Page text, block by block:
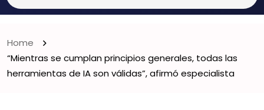
Home
“Mientras se cumplan principios generales, todas las
herramientas de IA son válidas”, afirmó especialista